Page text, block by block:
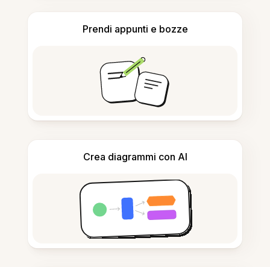
Prendi appunti e bozze
Crea diagrammi con AI